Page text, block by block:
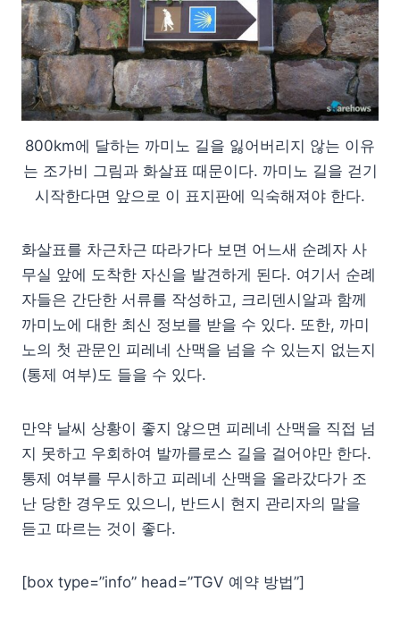
800km에 달하는 까미노 길을 잃어버리지 않는 이유
는 조가비 그림과 화살표 때문이다. 까미노 길을 걷기
시작한다면 앞으로 이 표지판에 익숙해져야 한다.
화살표를 차근차근 따라가다 보면 어느새 순례자 사
무실 앞에 도착한 자신을 발견하게 된다. 여기서 순례
자들은 간단한 서류를 작성하고, 크리덴시알과 함께
까미노에 대한 최신 정보를 받을 수 있다. 또한, 까미
노의 첫 관문인 피레네 산맥을 넘을 수 있는지 없는지
(통제 여부)도 들을 수 있다.
만약 날씨 상황이 좋지 않으면 피레네 산맥을 직접 넘
지 못하고 우회하여 발까를로스 길을 걸어야만 한다.
통제 여부를 무시하고 피레네 산맥을 올라갔다가 조
난 당한 경우도 있으니, 반드시 현지 관리자의 말을
듣고 따르는 것이 좋다.
[box type=”info” head=”TGV 예약 방법”]